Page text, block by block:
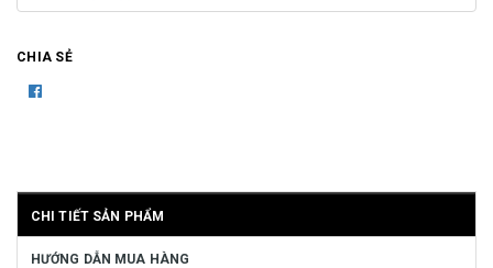
CHIA SẺ
CHI TIẾT SẢN PHẨM
HƯỚNG DẪN MUA HÀNG